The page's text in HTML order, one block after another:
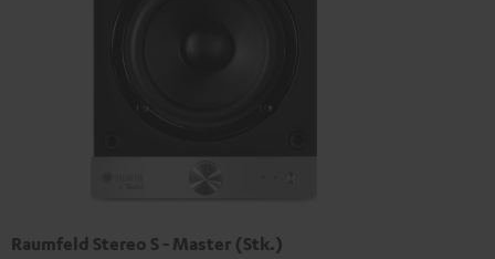
Raumfeld Stereo S - Master (Stk.)